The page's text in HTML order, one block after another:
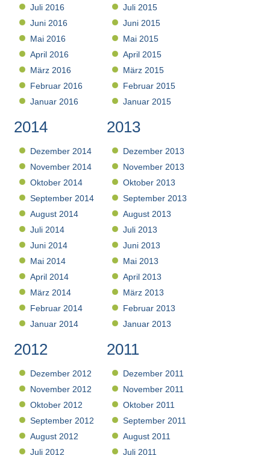
Juli 2016
Juni 2016
Mai 2016
April 2016
März 2016
Februar 2016
Januar 2016
Juli 2015
Juni 2015
Mai 2015
April 2015
März 2015
Februar 2015
Januar 2015
2014
Dezember 2014
November 2014
Oktober 2014
September 2014
August 2014
Juli 2014
Juni 2014
Mai 2014
April 2014
März 2014
Februar 2014
Januar 2014
2013
Dezember 2013
November 2013
Oktober 2013
September 2013
August 2013
Juli 2013
Juni 2013
Mai 2013
April 2013
März 2013
Februar 2013
Januar 2013
2012
Dezember 2012
November 2012
Oktober 2012
September 2012
August 2012
Juli 2012
2011
Dezember 2011
November 2011
Oktober 2011
September 2011
August 2011
Juli 2011